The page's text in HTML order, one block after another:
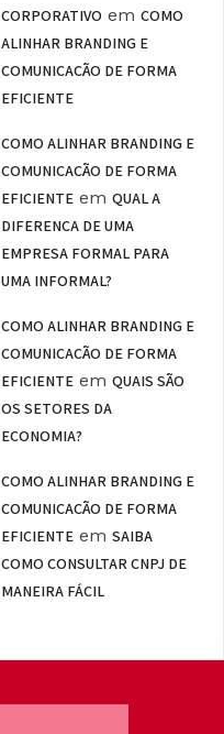
CORPORATIVO emCOMO
ALINHAR BRANDING E
COMUNICAÇÃO DE FORMA
EFICIENTE
COMO ALINHAR BRANDING E
COMUNICAÇÃO DE FORMA
EFICIENTE emQUAL A
DIFERENÇA DE UMA
EMPRESA FORMAL PARA
UMA INFORMAL?
COMO ALINHAR BRANDING E
COMUNICAÇÃO DE FORMA
EFICIENTE emQUAIS SÃO
OS SETORES DA
ECONOMIA?
COMO ALINHAR BRANDING E
COMUNICAÇÃO DE FORMA
EFICIENTE emSAIBA
COMO CONSULTAR CNPJ DE
MANEIRA FÁCIL